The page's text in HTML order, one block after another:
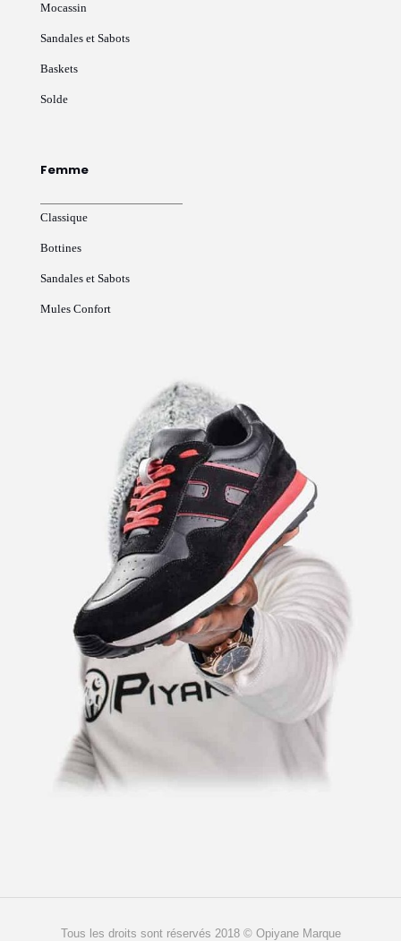
Mocassin
Sandales et Sabots
Baskets
Solde
Femme
Classique
Bottines
Sandales et Sabots
Mules Confort
Tous les droits sont réservés 2018 © Opiyane Marque